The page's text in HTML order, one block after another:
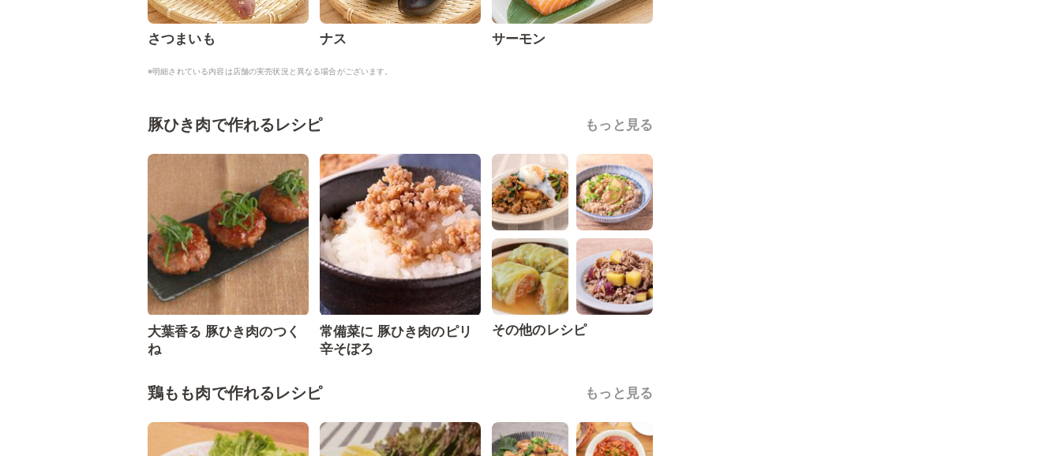
さつまいも ナス サーモン
※明細されている内容は店舗の実売状況と異なる場合がございます。
豚ひき肉で作れるレシピ もっと見る
大葉香る 豚ひき肉のつく
ね
常備菜に 豚ひき肉のピリ
辛そぼろ
その他のレシピ
鶏もも肉で作れるレシピ もっと見る